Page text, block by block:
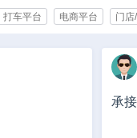
打车平台 电商平台 门店
亲子/母婴 教育/培训
化
能
1000人以上
承